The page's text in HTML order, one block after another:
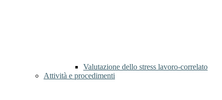
Valutazione dello stress lavoro-correlato
Attività e procedimenti